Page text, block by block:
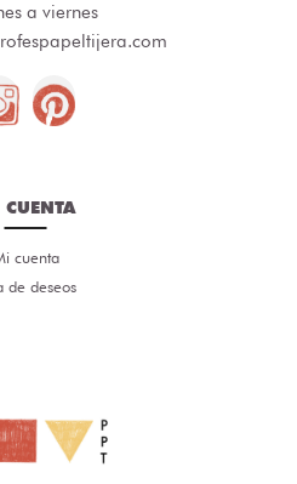
a viernes
cuenta
de deseos